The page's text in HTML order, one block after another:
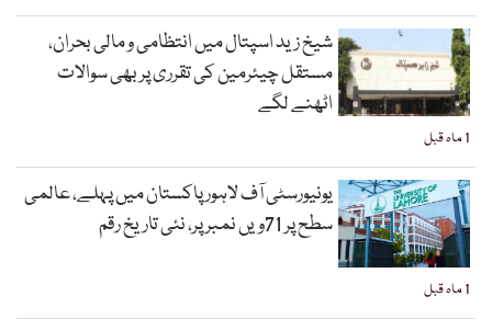
1 ماہ قبل
شیخ زید اسپتال میں انتظامی و مالی بحران،
مستقل چیئرمین کی تقرری پر بھی سوالات
اٹھنے لگے
1 ماہ قبل
یونیورسٹی آف لاہور پاکستان میں پہلے، عالمی
سطح پر 71ویں نمبر پر، نئی تاریخ رقم